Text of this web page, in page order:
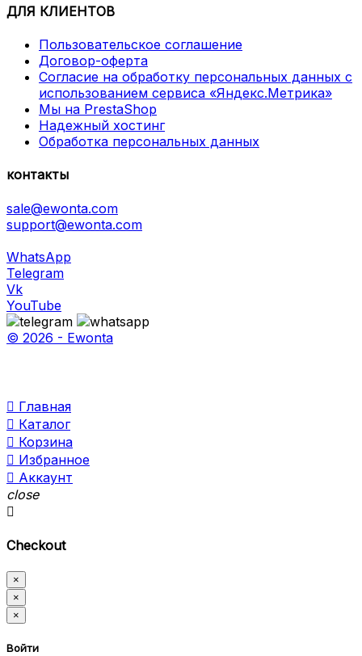
ДЛЯ КЛИЕНТОВ
Пользовательское соглашение
Договор-оферта
Согласие на обработку персональных данных с
использованием сервиса «Яндекс.Метрика»
Мы на PrestaShop
Надежный хостинг
Обработка персональных данных
контакты
sale@ewonta.com
support@ewonta.com
WhatsApp
Telegram
Vk
YouTube
© 2026 - Ewonta
 Главная
 Каталог
 Корзина
 Избранное
 Аккаунт
close

Checkout
×
×
×
Войти